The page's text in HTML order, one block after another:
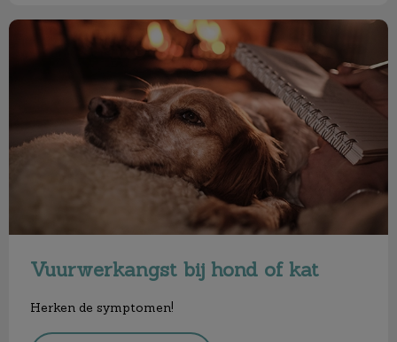
Vuurwerkangst bij hond of kat
Vuurwerkangst bij hond of kat
Herken de symptomen!